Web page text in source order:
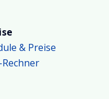
& Preise
Rechner